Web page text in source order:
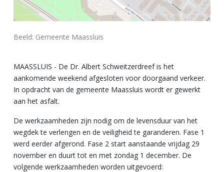
Beeld: Gemeente Maassluis
MAASSLUIS - De Dr. Albert Schweitzerdreef is het
aankomende weekend afgesloten voor doorgaand verkeer.
In opdracht van de gemeente Maassluis wordt er gewerkt
aan het asfalt.
De werkzaamheden zijn nodig om de levensduur van het
wegdek te verlengen en de veiligheid te garanderen. Fase 1
werd eerder afgerond. Fase 2 start aanstaande vrijdag 29
november en duurt tot en met zondag 1 december. De
volgende werkzaamheden worden uitgevoerd: